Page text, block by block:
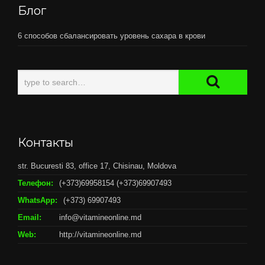
Блог
6 способов сбалансировать уровень сахара в крови
Контакты
str. Bucuresti 83, office 17, Chisinau, Moldova
Телефон:
(+373)69958154 (+373)69907493
WhatsApp:
(+373) 69907493
Email:
info@vitamineonline.md
Web:
http://vitamineonline.md